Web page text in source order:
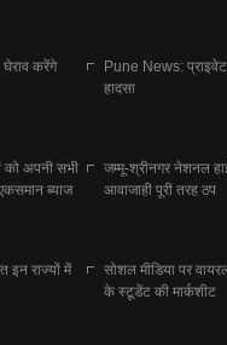
करेंगे
Pune News:
हादसा
को अपनी सभी
ब्याज
जम्मू-श्रीनगर नेशनल
आवाजाही पूरी तरह ठप
इन राज्यों में
सोशल मीडिया पर
के स्टूडेंट की मार्कशीट